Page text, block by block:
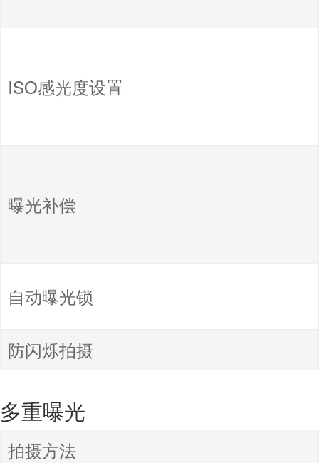
ISO感光度设置
曝光补偿
自动曝光锁
防闪烁拍摄
多重曝光
拍摄方法